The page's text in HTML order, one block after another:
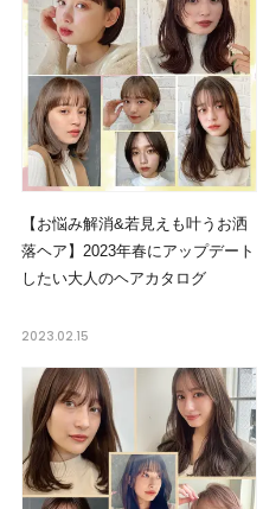
【お悩み解消&若見えも叶うお洒
落ヘア】2023年春にアップデート
したい大人のヘアカタログ
2023.02.15